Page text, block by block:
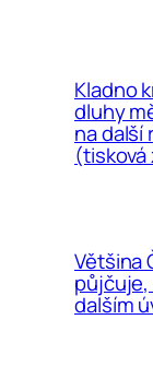
Kladno
dluhy
na další
(tisková
Většina
půjčuje,
dalším